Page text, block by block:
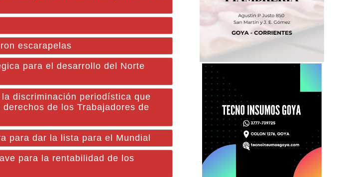
escarapelas
para el desarrollo del Norte
discriminación periodística que
de los Trabajadores de
para dar la lista para el Mundial
para la rentabilidad de los